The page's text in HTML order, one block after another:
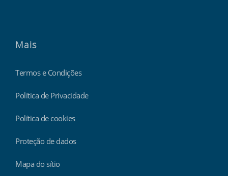
Mais
Termos e Condições
Política de Privacidade
Política de cookies
Proteção de dados
Mapa do sítio